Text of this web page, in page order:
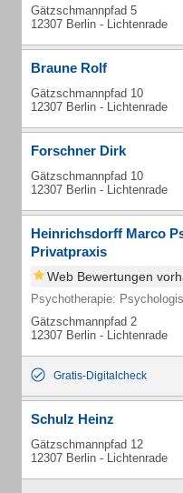
Gätzschmannpfad 5
12307 Berlin - Lichtenrade
Braune Rolf
Gätzschmannpfad 10
12307 Berlin - Lichtenrade
Forschner Dirk
Gätzschmannpfad 10
12307 Berlin - Lichtenrade
Heinrichsdorff Marco
Privatpraxis
Web Bewertungen
Psychotherapie:
Gätzschmannpfad 2
12307 Berlin - Lichtenrade
Gratis-Digitalcheck
Schulz Heinz
Gätzschmannpfad 12
12307 Berlin - Lichtenrade